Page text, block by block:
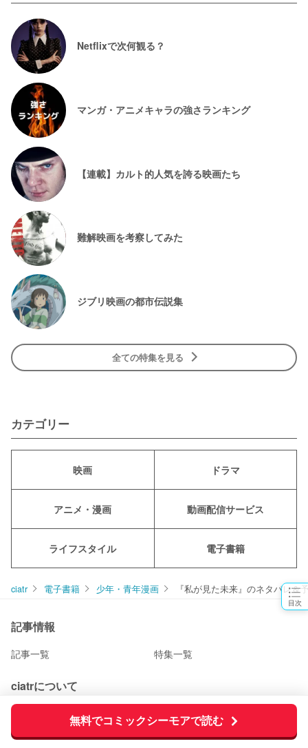
目次
無料でコミックシーモアで読む
Netflixで次何観る？
マンガ・アニメキャラの強さランキング
【連載】カルト的人気を誇る映画たち
難解映画を考察してみた
ジブリ映画の都市伝説集
全ての特集を見る
カテゴリー
映画 ドラマ
アニメ・漫画 動画配信サービス
ライフスタイル 電子書籍
ciatr 電子書籍 少年・青年漫画 『私が見た未来』のネタバレ
記事情報
記事一覧 特集一覧
ciatrについて
運営会社
広告掲載に関して
利用規約
お問い合わせ